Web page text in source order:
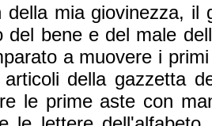
della mia giovinezza, il
del bene e del male
a muovere i
della gazzetta
le prime aste con